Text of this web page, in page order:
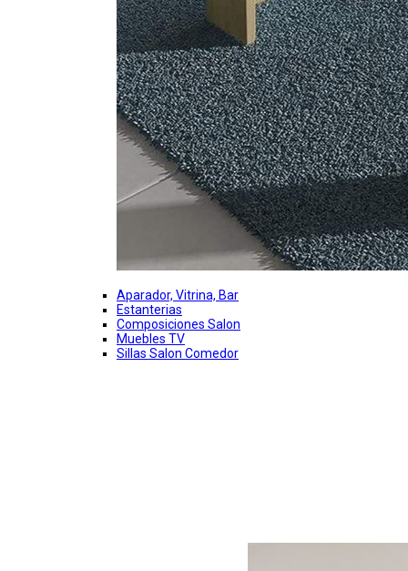
Aparador, Vitrina, Bar
Estanterias
Composiciones Salon
Muebles TV
Sillas Salon Comedor